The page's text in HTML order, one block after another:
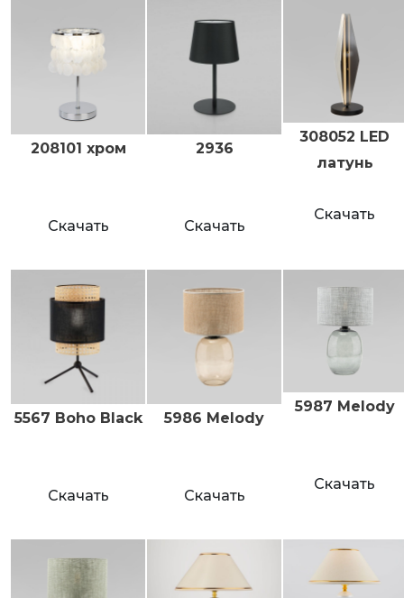
208101 хром
Скачать
2936
Скачать
308052 LED
латунь
Скачать
5567 Boho Black
Скачать
5986 Melody
Скачать
5987 Melody
Скачать